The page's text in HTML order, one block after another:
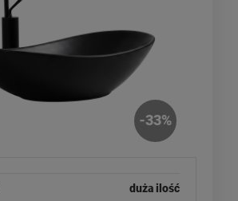
-33%
duża ilość